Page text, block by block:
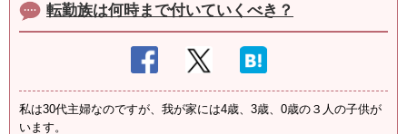
転勤族は何時まで付いていくべき？
私は30代主婦なのですが、我が家には4歳、3歳、0歳の３人の子供が
います。